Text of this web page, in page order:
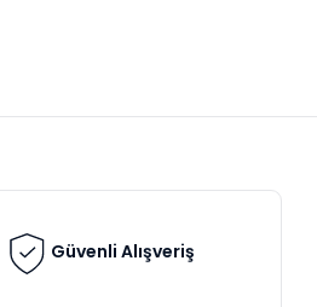
Güvenli Alışveriş